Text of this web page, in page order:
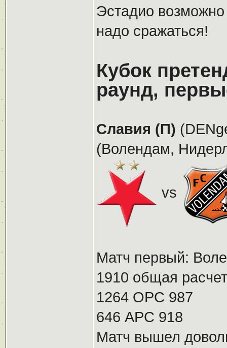
Эстадио возможно
надо сражаться!
Кубок
раунд,
Славия (П)
(Волендам,
vs
Матч первый:
1910 общая
1264 ОРС 987
646 АРС 918
Матч вышел